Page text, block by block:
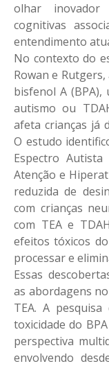
olhar inovador
cognitivas
entendimento
No contexto do
Rowan e
bisfenol A (BPA),
autismo ou
afeta crianças já
O estudo
Espectro
Atenção e
reduzida de
com crianças
com TEA e
efeitos tóxicos
processar e
Essas
as abordagens
TEA. A
toxicidade do
perspectiva
envolvendo